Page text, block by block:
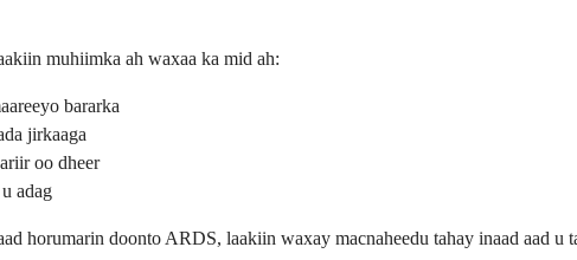
muhiimka ah waxaa ka mid ah:
bararka
jirkaaga
oo dheer
adag
horumarin doonto ARDS, laakiin waxay macnaheedu tahay inaad aad